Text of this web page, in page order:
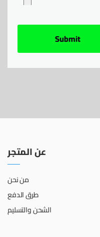
عن المتجر
من نحن
طرق الدفع
الشحن والتسليم